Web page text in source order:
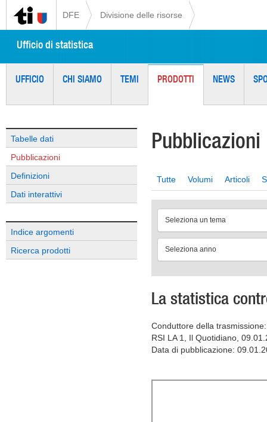
DFE Divisione delle risorse
Ufficio di statistica
UFFICIO CHI SIAMO TEMI PRODOTTI NEWS
Tabelle dati
Pubblicazioni
Definizioni
Dati interattivi
Indice argomenti
Ricerca prodotti
Pubblicazioni
Tutte Volumi Articoli
Seleziona un tema
Seleziona anno
La statistica
Conduttore della
RSI LA 1, Il Quotidiano,
Data di pubblicazione: